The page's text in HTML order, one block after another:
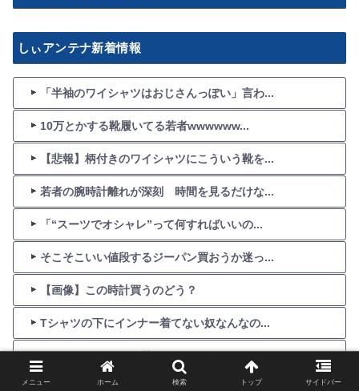
しぃアンテナ新着情報
「半袖のワイシャツはおじさんっぽい」言わ...
10万とかする靴履いてる若者wwwwww...
【悲報】柄付きのワイシャツにこういう靴を...
若者の腕時計離れが深刻 時間を見るだけな...
「“スーツでオシャレ”って何すればいいの...
そこそこいい値段するジーパン買おうか迷っ...
【画像】この時計買うのどう？
Tシャツの下にインナー着てない奴なんなの...
かっこいいデニムが欲しいんだが？
妻にブランドの鞄買ってあげたいけどどれが...
メニュー ホーム 検索 トップ サイドバー